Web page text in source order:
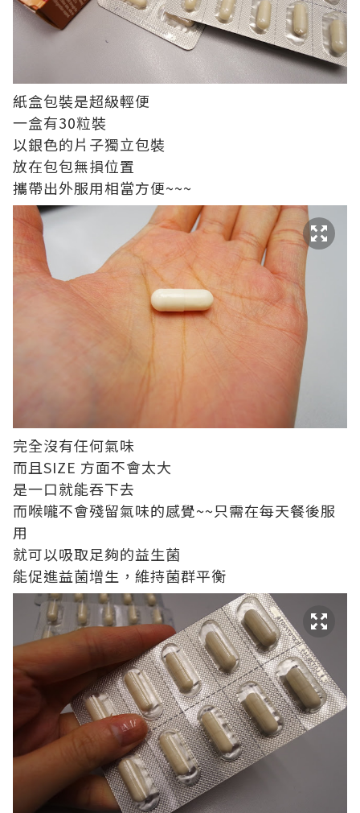
紙盒包裝是超級輕便
一盒有30粒裝
以銀色的片子獨立包裝
放在包包無損位置
攜帶出外服用相當方便~~~
完全沒有任何氣味
而且SIZE 方面不會太大
是一口就能吞下去
而喉嚨不會殘留氣味的感覺~~只需在每天餐後服
用
就可以吸取足夠的益生菌
能促進益菌增生，維持菌群平衡